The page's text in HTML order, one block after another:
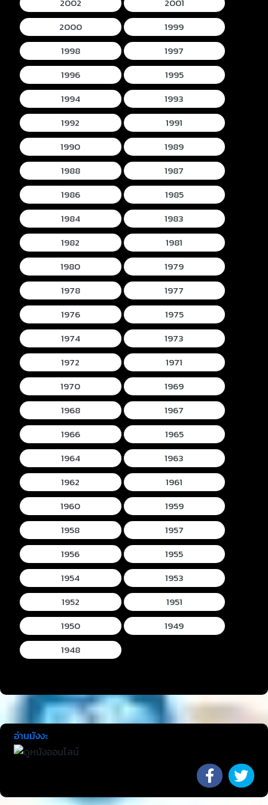
2002
2001
2000
1999
1998
1997
1996
1995
1994
1993
1992
1991
1990
1989
1988
1987
1986
1985
1984
1983
1982
1981
1980
1979
1978
1977
1976
1975
1974
1973
1972
1971
1970
1969
1968
1967
1966
1965
1964
1963
1962
1961
1960
1959
1958
1957
1956
1955
1954
1953
1952
1951
1950
1949
1948
อ่านมังงะ